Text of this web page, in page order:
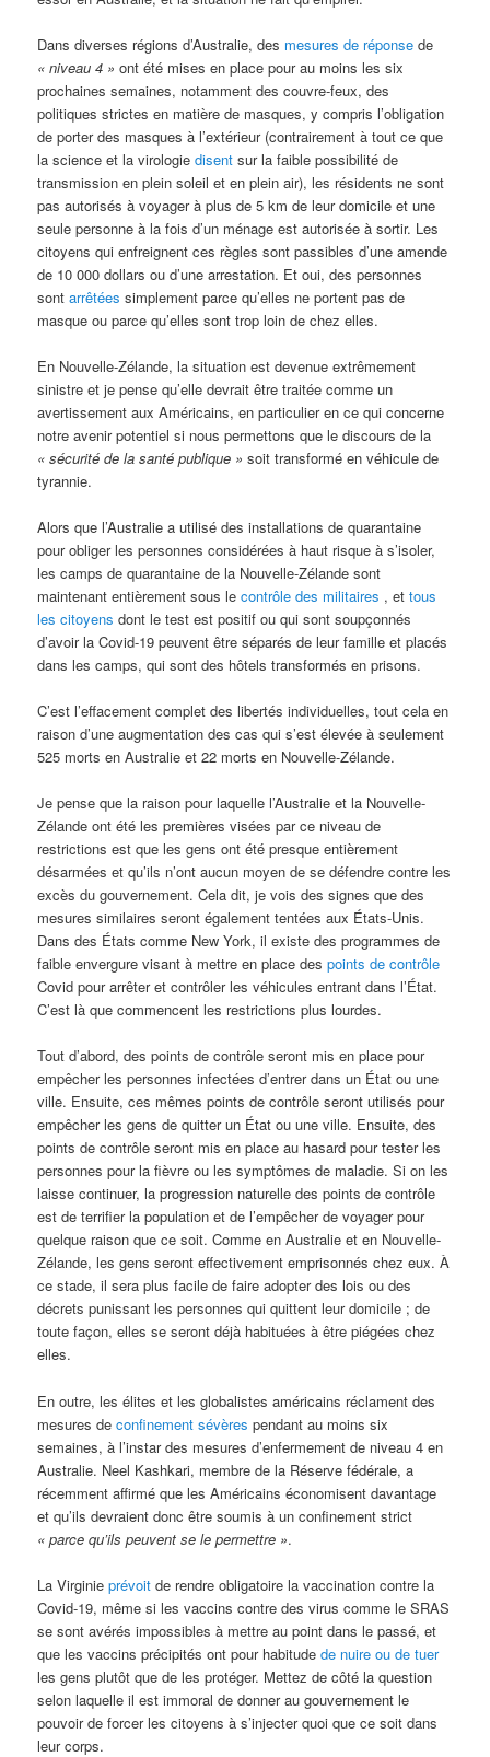
Dans diverses régions d’Australie, des mesures de réponse de
« niveau 4 » ont été mises en place pour au moins les six
prochaines semaines, notamment des couvre-feux, des
politiques strictes en matière de masques, y compris l’obligation
de porter des masques à l’extérieur (contrairement à tout ce que
la science et la virologiedisent sur la faible possibilité de
transmission en plein soleil et en plein air), les résidents ne sont
pas autorisés à voyager à plus de 5 km de leur domicile et une
seule personne à la fois d’un ménage est autorisée à sortir. Les
citoyens qui enfreignent ces règles sont passibles d’une amende
de 10 000 dollars ou d’une arrestation. Et oui, des personnes
sontarrêtées simplement parce qu’elles ne portent pas de
masque ou parce qu’elles sont trop loin de chez elles.
En Nouvelle-Zélande, la situation est devenue extrêmement
sinistre et je pense qu’elle devrait être traitée comme un
avertissement aux Américains, en particulier en ce qui concerne
notre avenir potentiel si nous permettons que le discours de la
« sécurité de la santé publique » soit transformé en véhicule de
tyrannie.
Alors que l’Australie a utilisé des installations de quarantaine
pour obliger les personnes considérées à haut risque à s’isoler,
les camps de quarantaine de la Nouvelle-Zélande sont
maintenant entièrement sous lecontrôle des militaires , ettous
les citoyens dont le test est positif ou qui sont soupçonnés
d’avoir la Covid-19 peuvent être séparés de leur famille et placés
dans les camps, qui sont des hôtels transformés en prisons.
C’est l’effacement complet des libertés individuelles, tout cela en
raison d’une augmentation des cas qui s’est élevée à seulement
525 morts en Australie et 22 morts en Nouvelle-Zélande.
Je pense que la raison pour laquelle l’Australie et la Nouvelle-
Zélande ont été les premières visées par ce niveau de
restrictions est que les gens ont été presque entièrement
désarmées et qu’ils n’ont aucun moyen de se défendre contre les
excès du gouvernement. Cela dit, je vois des signes que des
mesures similaires seront également tentées aux États-Unis.
Dans des États comme New York, il existe des programmes de
faible envergure visant à mettre en place despoints de contrôle
Covid pour arrêter et contrôler les véhicules entrant dans l’État.
C’est là que commencent les restrictions plus lourdes.
Tout d’abord, des points de contrôle seront mis en place pour
empêcher les personnes infectées d’entrer dans un État ou une
ville. Ensuite, ces mêmes points de contrôle seront utilisés pour
empêcher les gens de quitter un État ou une ville. Ensuite, des
points de contrôle seront mis en place au hasard pour tester les
personnes pour la fièvre ou les symptômes de maladie. Si on les
laisse continuer, la progression naturelle des points de contrôle
est de terrifier la population et de l’empêcher de voyager pour
quelque raison que ce soit. Comme en Australie et en Nouvelle-
Zélande, les gens seront effectivement emprisonnés chez eux. À
ce stade, il sera plus facile de faire adopter des lois ou des
décrets punissant les personnes qui quittent leur domicile ; de
toute façon, elles se seront déjà habituées à être piégées chez
elles.
En outre, les élites et les globalistes américains réclament des
mesures deconfinement sévères pendant au moins six
semaines, à l’instar des mesures d’enfermement de niveau 4 en
Australie. Neel Kashkari, membre de la Réserve fédérale, a
récemment affirmé que les Américains économisent davantage
et qu’ils devraient donc être soumis à un confinement strict
« parce qu’ils peuvent se le permettre ».
La Virginieprévoit de rendre obligatoire la vaccination contre la
Covid-19, même si les vaccins contre des virus comme le SRAS
se sont avérés impossibles à mettre au point dans le passé, et
que les vaccins précipités ont pour habitudede nuire ou de tuer
les gens plutôt que de les protéger. Mettez de côté la question
selon laquelle il est immoral de donner au gouvernement le
pouvoir de forcer les citoyens à s’injecter quoi que ce soit dans
leur corps.